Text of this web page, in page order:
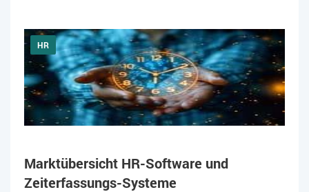
HR
Marktübersicht HR-Software und
Zeiterfassungs-Systeme